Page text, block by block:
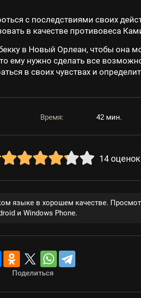
с последствиями своих
в качестве противовеса
в Новый Орлеан, чтобы она
ему нужно сделать все
в своих чувствах и
Время: 42 мин.
14 оценок
языке в хорошем качестве.
и Windows Phone.
Поделиться